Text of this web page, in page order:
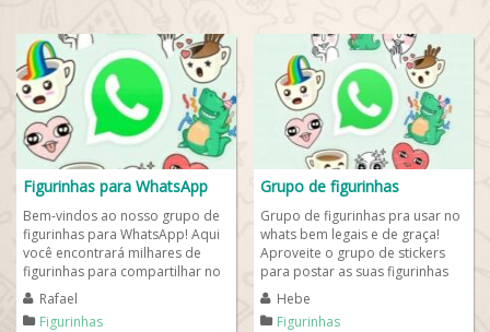
Figurinhas para WhatsApp
Bem-vindos ao nosso grupo de
figurinhas para WhatsApp! Aqui
você encontrará milhares de
figurinhas para compartilhar no
WhatsApp, poderá postar suas...
Rafael
Figurinhas
Grupo de figurinhas
Grupo de figurinhas pra usar no
whats bem legais e de graça!
Aproveite o grupo de stickers
para postar as suas figurinhas
favoritas e gifs que estão
bombando...
Hebe
Figurinhas